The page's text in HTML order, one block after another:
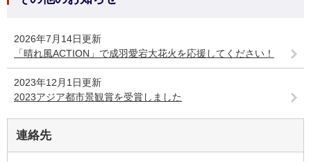
2026年7月14日更新
「晴れ風ACTION」で成羽愛宕大花火を応援してください！
2023年12月1日更新
2023アジア都市景観賞を受賞しました
連絡先